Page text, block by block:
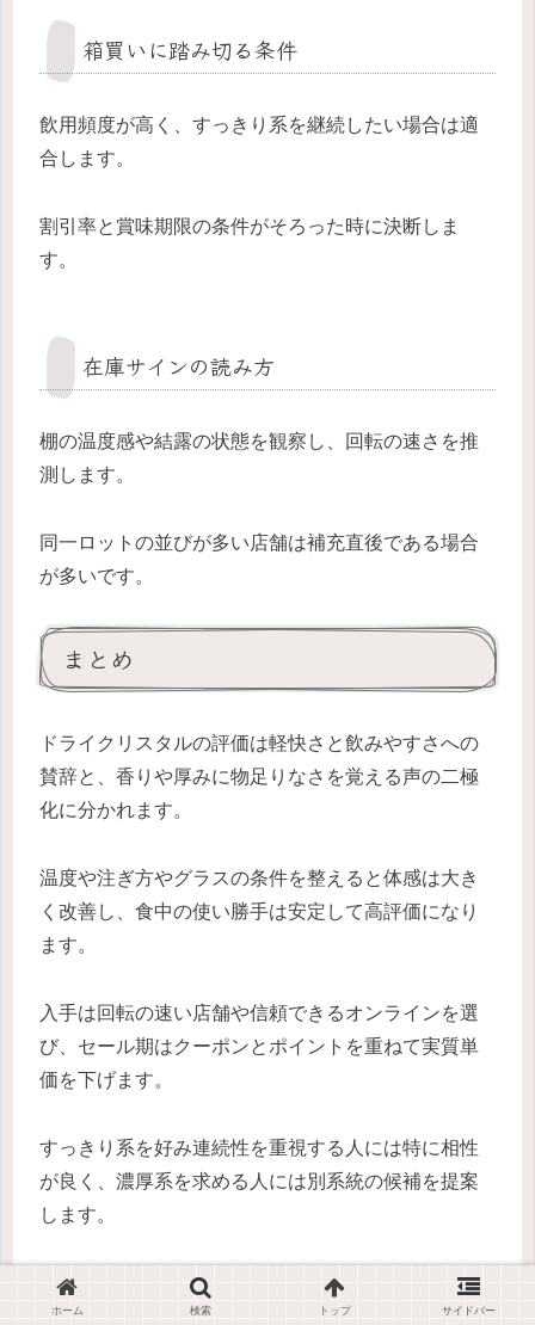
箱買いに踏み切る条件
飲用頻度が高く、すっきり系を継続したい場合は適
合します。
割引率と賞味期限の条件がそろった時に決断しま
す。
在庫サインの読み方
棚の温度感や結露の状態を観察し、回転の速さを推
測します。
同一ロットの並びが多い店舗は補充直後である場合
が多いです。
まとめ
ドライクリスタルの評価は軽快さと飲みやすさへの
賛辞と、香りや厚みに物足りなさを覚える声の二極
化に分かれます。
温度や注ぎ方やグラスの条件を整えると体感は大き
く改善し、食中の使い勝手は安定して高評価になり
ます。
入手は回転の速い店舗や信頼できるオンラインを選
び、セール期はクーポンとポイントを重ねて実質単
価を下げます。
すっきり系を好み連続性を重視する人には特に相性
が良く、濃厚系を求める人には別系統の候補を提案
します。
Beer
ホーム 検索 トップ サイドバー